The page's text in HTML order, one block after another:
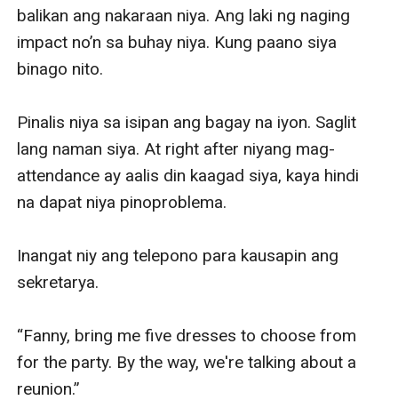
balikan ang nakaraan niya. Ang laki ng naging
impact no’n sa buhay niya. Kung paano siya
binago nito.
Pinalis niya sa isipan ang bagay na iyon. Saglit
lang naman siya. At right after niyang mag-
attendance ay aalis din kaagad siya, kaya hindi
na dapat niya pinoproblema.
Inangat niy ang telepono para kausapin ang
sekretarya.
“Fanny, bring me five dresses to choose from
for the party. By the way, we're talking about a
reunion.”